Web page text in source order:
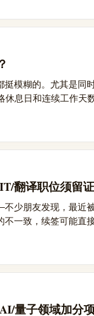
模糊的。尤其是同
息日和连续工作天
翻译职位须留
少朋友发现，最近
一致，续签可能直
量子领域加分